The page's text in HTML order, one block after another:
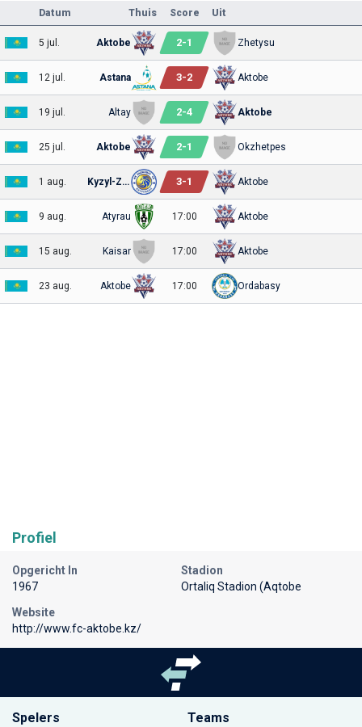
Datum Thuis Score Uit
5 jul. Aktobe 2-1 Zhetysu
12 jul. Astana 3-2 Aktobe
19 jul. Altay 2-4 Aktobe
25 jul. Aktobe 2-1 Okzhetpes
1 aug. Kyzyl-Zhar 3-1 Aktobe
9 aug. Atyrau 17:00 Aktobe
15 aug. Kaisar 17:00 Aktobe
23 aug. Aktobe 17:00 Ordabasy
Profiel
Opgericht In
1967
Stadion
Ortaliq Stadion (Aqtobe
Website
http://www.fc-aktobe.kz/
Spelers Teams